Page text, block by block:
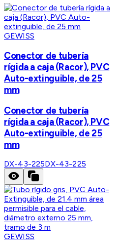
GEWISS
Conector de tubería
rígida a caja (Racor), PVC
Auto-extinguible, de 25
mm
Conector de tubería
rígida a caja (Racor), PVC
Auto-extinguible, de 25
mm
DX-43-225DX-43-225
GEWISS